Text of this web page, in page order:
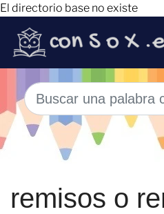
El directorio base no existe
remisos o